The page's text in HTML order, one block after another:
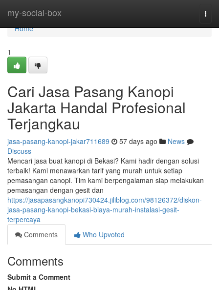
my-social-box
Home
Home
1
Cari Jasa Pasang Kanopi
Jakarta Handal Profesional
Terjangkau
jasa-pasang-kanopi-jakar711689 57 days ago
News
Discuss
Mencari jasa buat kanopi di Bekasi? Kami hadir dengan solusi
terbaik! Kami menawarkan tarif yang murah untuk setiap
pemasangan canopi. Tim kami berpengalaman siap melakukan
pemasangan dengan gesit dan
https://jasapasangkanopi730424.jiliblog.com/98126372/diskon-
jasa-pasang-kanopi-bekasi-biaya-murah-instalasi-gesit-
terpercaya
Comments
Who Upvoted
Comments
Submit a Comment